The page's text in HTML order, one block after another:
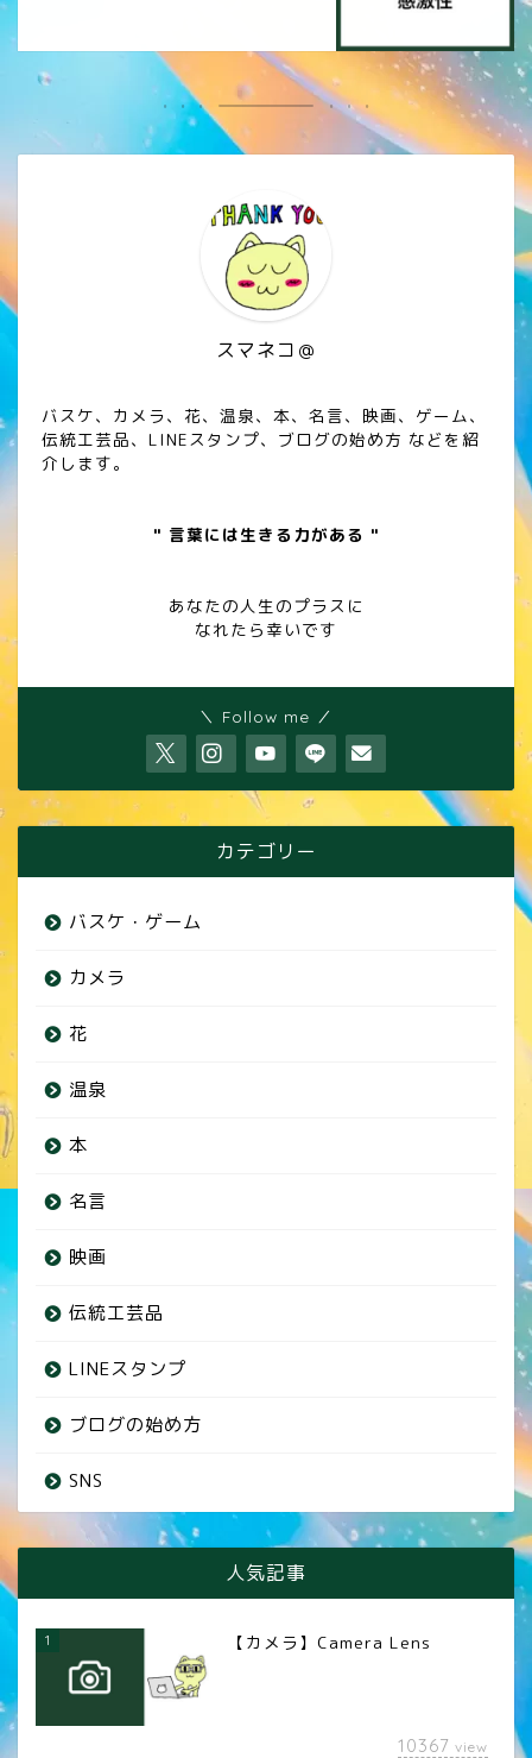
スマネコ＠
バスケ、カメラ、花、温泉、本、名言、映画、ゲーム、
伝統工芸品、LINEスタンプ、ブログの始め方 などを紹
介します。
" 言葉には生きる力がある "
あなたの人生のプラスに
なれたら幸いです
＼ Follow me ／
カテゴリー
バスケ・ゲーム
カメラ
花
温泉
本
名言
映画
伝統工芸品
LINEスタンプ
ブログの始め方
SNS
人気記事
1 【カメラ】Camera Lens
10367 view